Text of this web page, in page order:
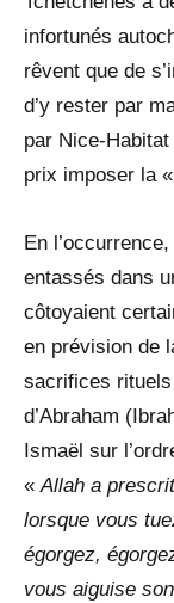
infortunés
rêvent que de
d’y rester par
par Nice-
prix imposer la
En
entassés dans
côtoyaient
en prévision de
sacrifices rituels
d’Abraham
Ismaël sur
«Allah a
lorsque vous
égorgez,
vous aiguise